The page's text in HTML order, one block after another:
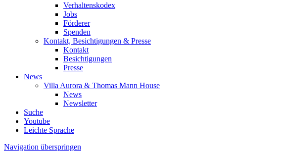
Verhaltenskodex
Jobs
Förderer
Spenden
Kontakt, Besichtigungen & Presse
Kontakt
Besichtigungen
Presse
News
Villa Aurora & Thomas Mann House
News
Newsletter
Suche
Youtube
Leichte Sprache
Navigation überspringen